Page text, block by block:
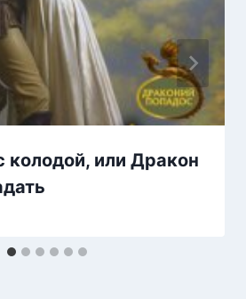
колодой, или Дракон